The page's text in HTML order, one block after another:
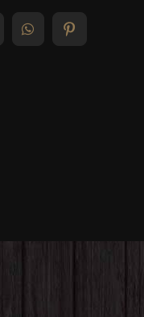
WhatsAppPinterest